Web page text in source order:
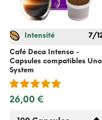
Intensité
7/
Café Deca Intenso -
Capsules compatibles Uno
System
26,00 €